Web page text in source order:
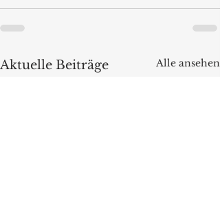
Aktuelle Beiträge Alle ansehen